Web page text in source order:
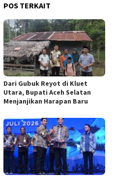
POS TERKAIT
Dari Gubuk Reyot di Kluet
Utara, Bupati Aceh Selatan
Menjanjikan Harapan Baru